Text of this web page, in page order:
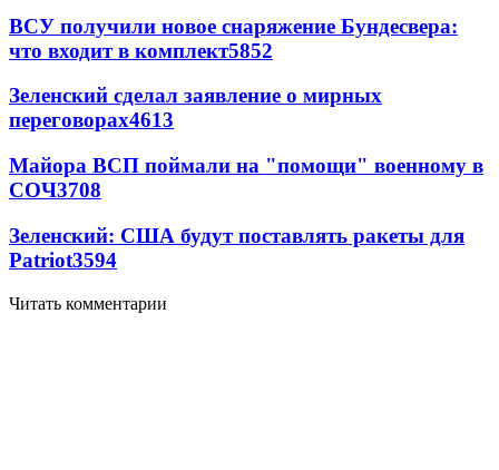
ВСУ получили новое снаряжение Бундесвера:
что входит в комплект5852
Зеленский сделал заявление о мирных
переговорах4613
Майора ВСП поймали на "помощи" военному в
СОЧ3708
Зеленский: США будут поставлять ракеты для
Patriot3594
Читать комментарии